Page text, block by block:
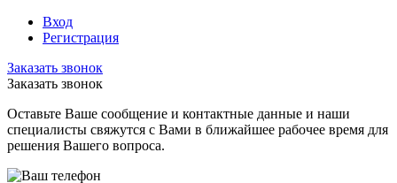
Вход
Регистрация
Заказать звонок
Заказать звонок
Оставьте Ваше сообщение и контактные данные и наши
специалисты свяжутся с Вами в ближайшее рабочее время для
решения Вашего вопроса.